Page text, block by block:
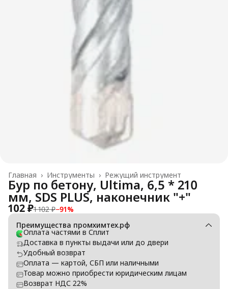
Режущий инструмент
Инструменты ›
Главная ›
Бур по бетону, Ultima, 6,5 * 210
мм, SDS PLUS, наконечник "+"
102 ₽1 102 ₽−91%
Преимущества промхимтех.рф
Оплата частями в Сплит
Доставка в пункты выдачи или до двери
Удобный возврат
Оплата — картой, СБП или наличными
Товар можно приобрести юридическим лицам
Возврат НДС 22%